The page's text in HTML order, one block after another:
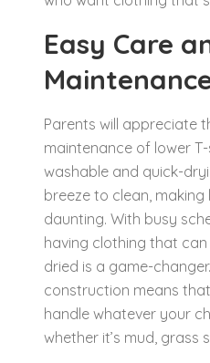
Easy Care
Parents will appreciate
maintenance of lower
washable and quick-
breeze to clean,
daunting. With busy
having clothing that
dried is a game-
construction means
handle whatever your
whether it’s mud, grass